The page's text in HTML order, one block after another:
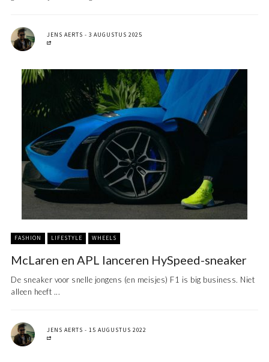
JENS AERTS 3 AUGUSTUS 2025
FASHION LIFESTYLE WHEELS
McLaren en APL lanceren HySpeed-sneaker
De sneaker voor snelle jongens (en meisjes) F1 is big business. Niet
alleen heeft ...
JENS AERTS 15 AUGUSTUS 2022